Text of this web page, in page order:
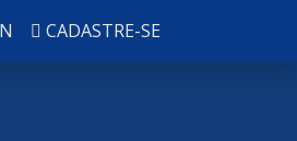
CADASTRE-SE